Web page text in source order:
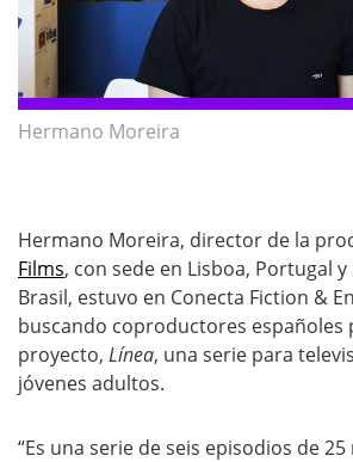
Hermano Moreira
Hermano Moreira, director de la
Films, con sede en Lisboa, Portugal y
Brasil, estuvo en Conecta Fiction &
buscando coproductores españoles
proyecto, Línea, una serie para
jóvenes adultos.
“Es una serie de seis episodios de